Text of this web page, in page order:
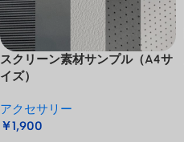
スクリーン素材サンプル（A4サ
イズ）
アクセサリー
￥1,900